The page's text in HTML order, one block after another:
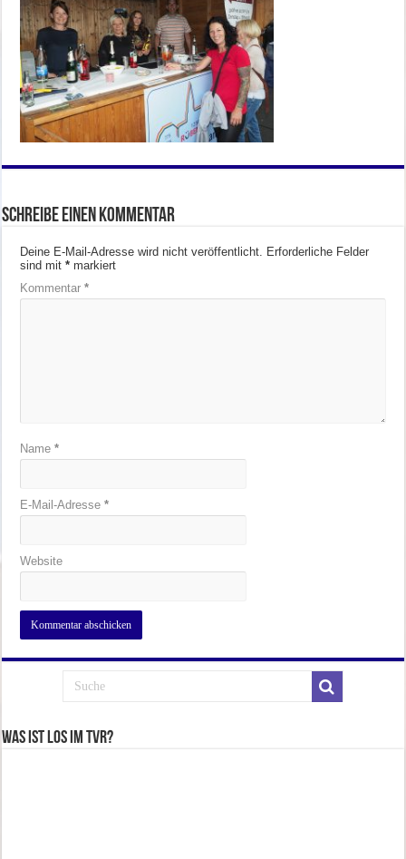
Schreibe einen Kommentar
Deine E-Mail-Adresse wird nicht veröffentlicht. Erforderliche Felder
sind mit* markiert
Kommentar*
Name*
E-Mail-Adresse*
Website
Was ist los im TVR?